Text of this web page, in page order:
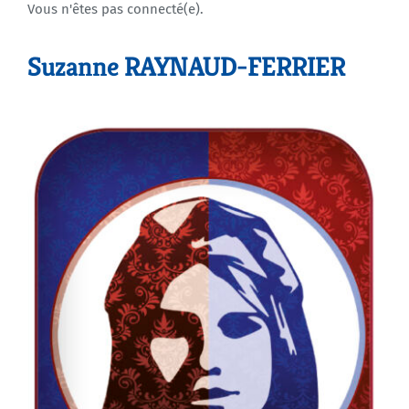
Agenda
Vous n'êtes pas connecté(e).
Suzanne RAYNAUD-FERRIER